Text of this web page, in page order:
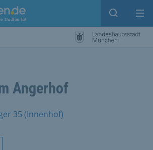
Suche
Angerhof
35 (Innenhof)